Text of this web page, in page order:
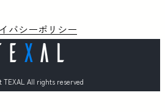
バシーポリシー
TEXAL All rights reserved